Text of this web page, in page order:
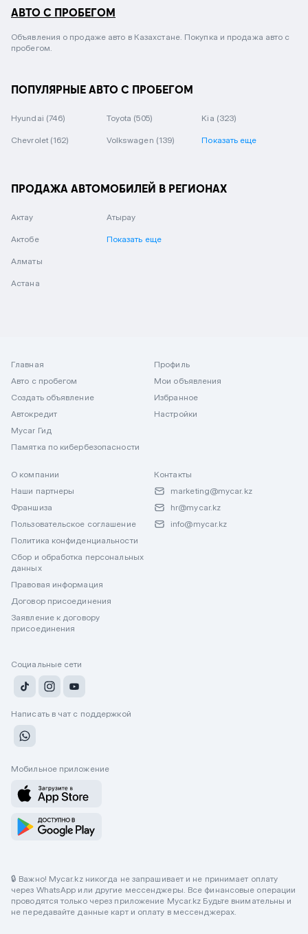
АВТО С ПРОБЕГОМ
Объявления о продаже авто в Казахстане. Покупка и продажа авто с
пробегом.
ПОПУЛЯРНЫЕ АВТО С ПРОБЕГОМ
Hyundai (746) Toyota (505) Kia (323)
Chevrolet (162) Volkswagen (139) Показать еще
ПРОДАЖА АВТОМОБИЛЕЙ В РЕГИОНАХ
Актау
Актобе
Алматы
Астана
Атырау
Показать еще
Главная
Авто с пробегом
Создать объявление
Автокредит
Mycar Гид
Памятка по кибербезопасности
Профиль
Мои объявления
Избранное
Настройки
О компании
Наши партнеры
Франшиза
Пользовательское соглашение
Политика конфиденциальности
Сбор и обработка персональных
данных
Правовая информация
Договор присоединения
Заявление к договору
присоединения
Контакты
marketing@mycar.kz
hr@mycar.kz
info@mycar.kz
Социальные сети
Написать в чат с поддержкой
Мобильное приложение
🔒 Важно! Mycar.kz никогда не запрашивает и не принимает оплату
через WhatsApp или другие мессенджеры. Все финансовые операции
проводятся только через приложение Mycar.kz Будьте внимательны и
не передавайте данные карт и оплату в мессенджерах.